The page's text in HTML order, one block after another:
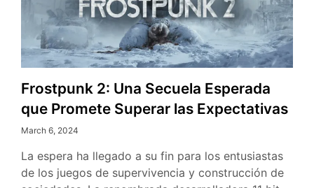
Frostpunk 2: Una Secuela Esperada
que Promete Superar las Expectativas
March 6, 2024
La espera ha llegado a su fin para los entusiastas
de los juegos de supervivencia y construcción de